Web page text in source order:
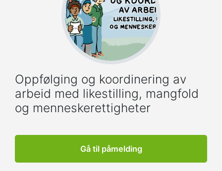
Oppfølging og koordinering av
arbeid med likestilling, mangfold
og menneskerettigheter
Gå til påmelding